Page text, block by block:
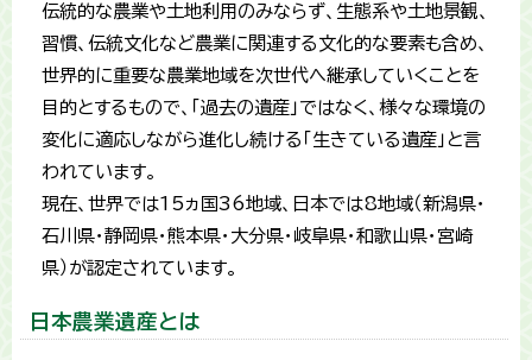
伝統的な農業や土地利用のみならず、生態系や土地景観、
習慣、伝統文化など農業に関連する文化的な要素も含め、
世界的に重要な農業地域を次世代へ継承していくことを
目的とするもので、「過去の遺産」ではなく、様々な環境の
変化に適応しながら進化し続ける「生きている遺産」と言
われています。
現在、世界では15ヵ国36地域、日本では8地域（新潟県・
石川県・静岡県・熊本県・大分県・岐阜県・和歌山県・宮崎
県）が認定されています。
日本農業遺産とは